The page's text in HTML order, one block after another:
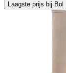
Laagste prijs bij Bol